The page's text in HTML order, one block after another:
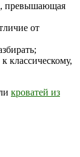
, превышающая
от
классическому,
кроватей из